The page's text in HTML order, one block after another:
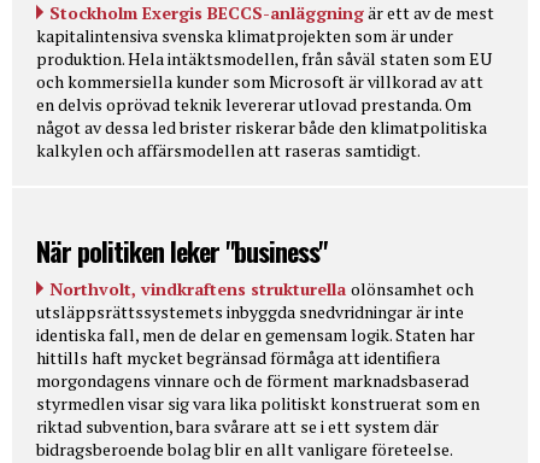
Stockholm Exergis BECCS-anläggningär ett av de mest
kapitalintensiva svenska klimatprojekten som är under
produktion. Hela intäktsmodellen, från såväl staten som EU
och kommersiella kunder som Microsoft är villkorad av att
en delvis oprövad teknik levererar utlovad prestanda. Om
något av dessa led brister riskerar både den klimatpolitiska
kalkylen och affärsmodellen att raseras samtidigt.
När politiken leker "business"
Northvolt, vindkraftens strukturella olönsamhet och
utsläppsrättssystemets inbyggda snedvridningar är inte
identiska fall, men de delar en gemensam logik. Staten har
hittills haft mycket begränsad förmåga att identifiera
morgondagens vinnare och de förment marknadsbaserad
styrmedlen visar sig vara lika politiskt konstruerat som en
riktad subvention, bara svårare att se i ett system där
bidragsberoende bolag blir en allt vanligare företeelse.